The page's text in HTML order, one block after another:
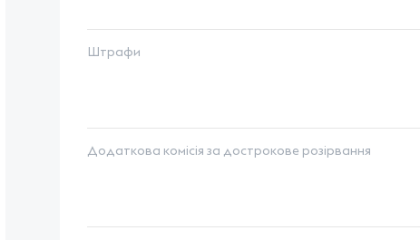
Штрафи
Додаткова комісія за дострокове розірвання